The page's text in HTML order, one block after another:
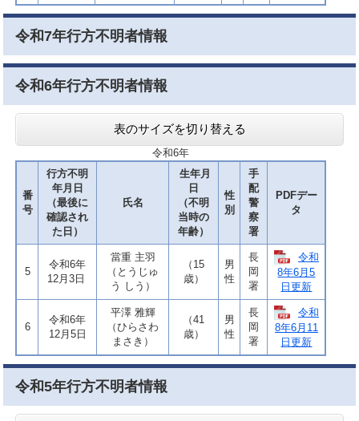
令和7年行方不明者情報
令和6年行方不明者情報
表のサイズを切り替える
令和6年
番
号
行方不明
年月日
（最後に
確認され
た日）
氏名
生年月
日
（不明
当時の
年齢）
性
別
手
配
警
察
署
PDFデー
タ
5
令和6年
12月3日
當重 主羽
（とうじゅ
う しう）
（15
歳）
男
性
長
岡
署
令和
8年6月5
日更新
6
令和6年
12月5日
平澤 雅輝
（ひらさわ
まさき）
（41
歳）
男
性
長
岡
署
令和
8年6月11
日更新
令和5年行方不明者情報